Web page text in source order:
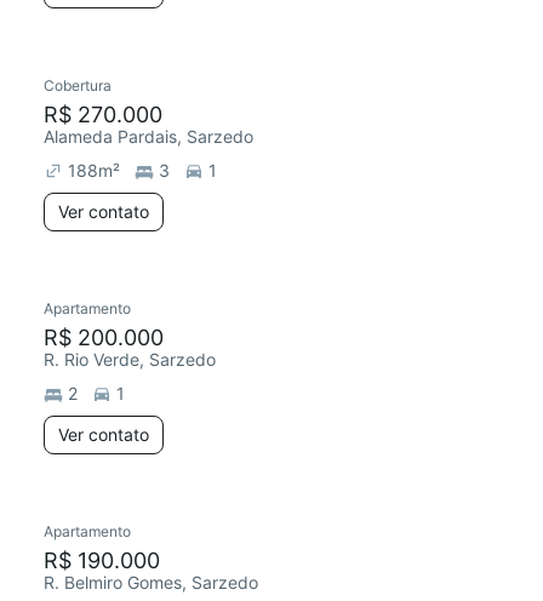
Cobertura
R$ 270.000
Alameda Pardais, Sarzedo
188m² 3
1
Ver contato
Redecorar
Apartamento
R$ 200.000
R. Rio Verde, Sarzedo
2
1
Ver contato
Redecorar
Apartamento
R$ 190.000
R. Belmiro Gomes, Sarzedo